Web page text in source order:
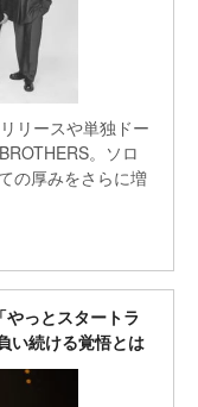
リースや単独ドー
。ソロ
の厚みをさらに増
っとスタートラ
い続ける覚悟とは